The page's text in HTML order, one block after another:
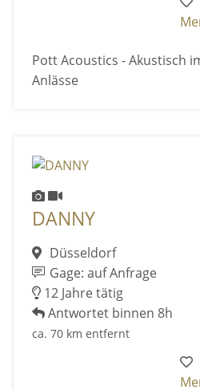
Pott Acoustics - Akustisch
Anlässe
DANNY
Düsseldorf
Gage: auf Anfrage
12 Jahre tätig
Antwortet binnen 8h
ca. 70 km entfernt